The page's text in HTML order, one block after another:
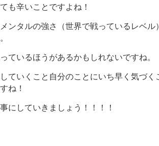
も辛いことですよね！
ンタルの強さ（世界で戦っているレベル
ているほうがあるかもしれないですね。
ていくこと自分のことにいち早く気づく
ね！
にしていきましょう！！！！